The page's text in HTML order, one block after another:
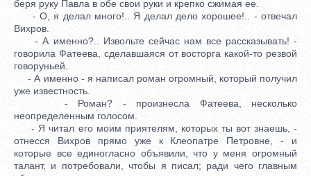
беря руку Павла в обе свои руки и крепко сжимая ее.
- О, я делал много!.. Я делал дело хорошее!.. - отвечал
Вихров.
- А именно?.. Извольте сейчас нам все рассказывать! -
говорила Фатеева, сделавшаяся от восторга какой-то резвой
говоруньей.
- А именно - я написал роман огромный, который получил
уже известность.
- Роман? - произнесла Фатеева, несколько
неопределенным голосом.
- Я читал его моим приятелям, которых ты вот знаешь, -
отнесся Вихров прямо уже к Клеопатре Петровне, - и
которые все единогласно объявили, что у меня огромный
талант, и потребовали, чтобы я писал; ради чего главным